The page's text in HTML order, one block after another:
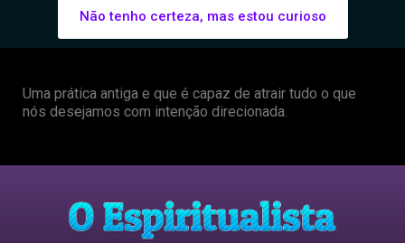
Não tenho certeza, mas estou curioso
Uma prática antiga e que é capaz de atrair tudo o que
nós desejamos com intenção direcionada.